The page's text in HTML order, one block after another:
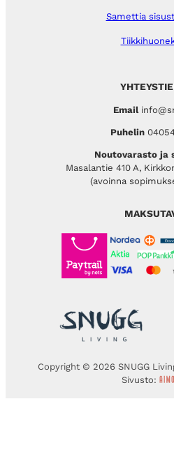
Email
Puhelin
Noutovarasto ja
Masalantie 410 A,
(avoinna
Samettia
Copyright © 2026 SNUGG
Sivusto: